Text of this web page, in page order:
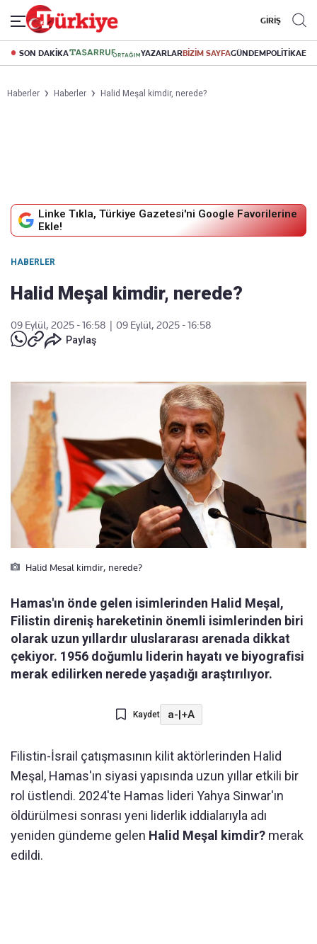
GİRİŞ
SON DAKİKA YAZARLARBİZİM SAYFAGÜNDEMPOLİTİKA
Haberler Haberler Halid Meşal kimdir, nerede?
Linke Tıkla, Türkiye Gazetesi'ni Google Favorilerine
Ekle!
HABERLER
Halid Meşal kimdir, nerede?
09 Eylül, 2025 - 16:58
09 Eylül, 2025 - 16:58
Paylaş
Halid Mesal kimdir, nerede?
Hamas'ın önde gelen isimlerinden Halid Meşal,
Filistin direniş hareketinin önemli isimlerinden biri
olarak uzun yıllardır uluslararası arenada dikkat
çekiyor. 1956 doğumlu liderin hayatı ve biyografisi
merak edilirken nerede yaşadığı araştırılıyor.
Kaydet a-|+A
Filistin-İsrail çatışmasının kilit aktörlerinden Halid
Meşal, Hamas'ın siyasi yapısında uzun yıllar etkili bir
rol üstlendi. 2024'te Hamas lideri Yahya Sinwar'ın
öldürülmesi sonrası yeni liderlik iddialarıyla adı
yeniden gündeme gelen Halid Meşal kimdir? merak
edildi.